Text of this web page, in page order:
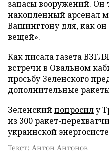
запасы вооружений. Он
накопленный арсенал
Вашингтону для, как он
вещей».
Как писала газета
встречи в Овальном
просьбу Зеленского
дополнительные
Зеленскийпопросилу
из 300 ракет-
украинской
Текст: Антон Антонов